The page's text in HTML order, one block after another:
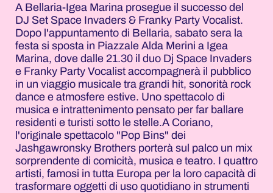
A Bellaria-Igea Marina prosegue il successo del
DJ Set Space Invaders & Franky Party Vocalist.
Dopo l'appuntamento di Bellaria, sabato sera la
festa si sposta in Piazzale Alda Merini a Igea
Marina, dove dalle 21.30 il duo Dj Space Invaders
e Franky Party Vocalist accompagnerà il pubblico
in un viaggio musicale tra grandi hit, sonorità rock
dance e atmosfere estive. Uno spettacolo di
musica e intrattenimento pensato per far ballare
residenti e turisti sotto le stelle.A Coriano,
l'originale spettacolo "Pop Bins" dei
Jashgawronsky Brothers porterà sul palco un mix
sorprendente di comicità, musica e teatro. I quattro
artisti, famosi in tutta Europa per la loro capacità di
trasformare oggetti di uso quotidiano in strumenti